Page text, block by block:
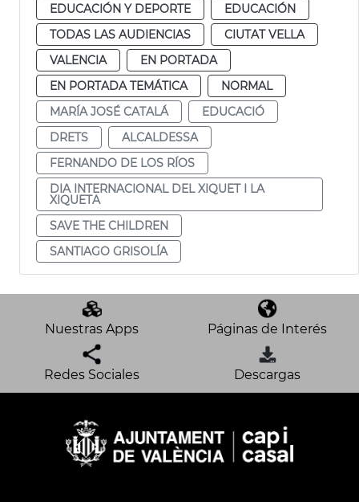
EDUCACIÓN Y DEPORTE
EDUCACIÓN
TODAS LAS AUDIENCIAS
CIUTAT VELLA
VALENCIA
EN PORTADA
EN PORTADA TEMÁTICA
NORMAL
MARÍA JOSÉ CATALÁ
EDUCACIÓ
DRETS
ALCALDESSA
FERNANDO DE LOS RÍOS
DIA INTERNACIONAL DEL XIQUET I LA
XIQUETA
SAVE THE CHILDREN
SANTIAGO GRISOLÍA
Nuestras Apps Páginas de Interés
Redes Sociales Descargas